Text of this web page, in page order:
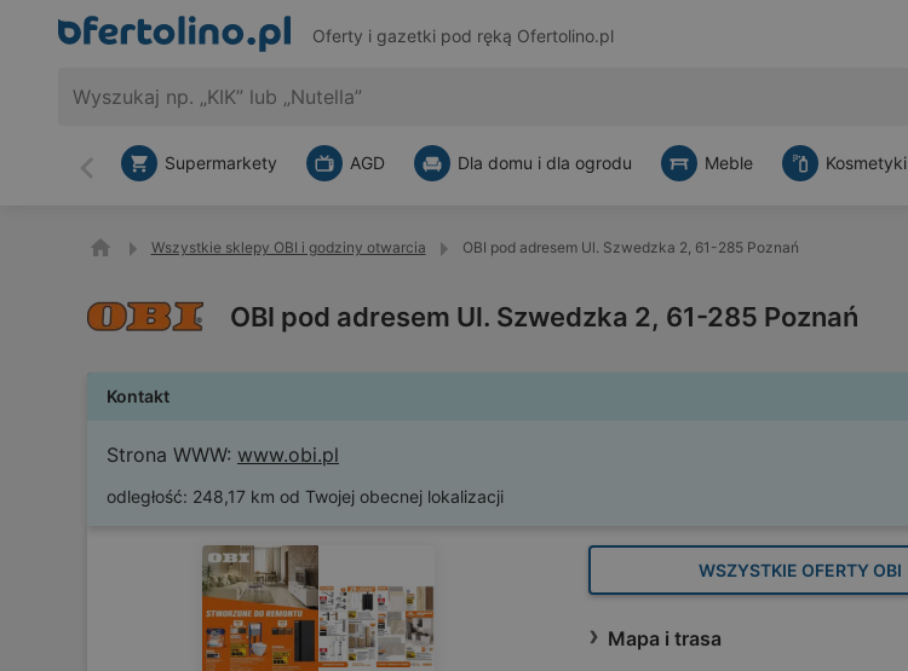
Oferty i gazetki pod ręką Ofertolino.pl
Wstecz
Supermarkety AGD Dla domu i dla ogrodu Meble Kosmetyki
Wszystkie sklepy OBI i godziny otwarcia OBI pod adresem Ul. Szwedzka 2, 61-285 Poznań
OBI pod adresem Ul. Szwedzka 2, 61-285 Poznań
Kontakt
Strona WWW: www.obi.pl
odległość: 248,17 km od Twojej obecnej lokalizacji
WSZYSTKIE OFERTY OBI
Mapa i trasa